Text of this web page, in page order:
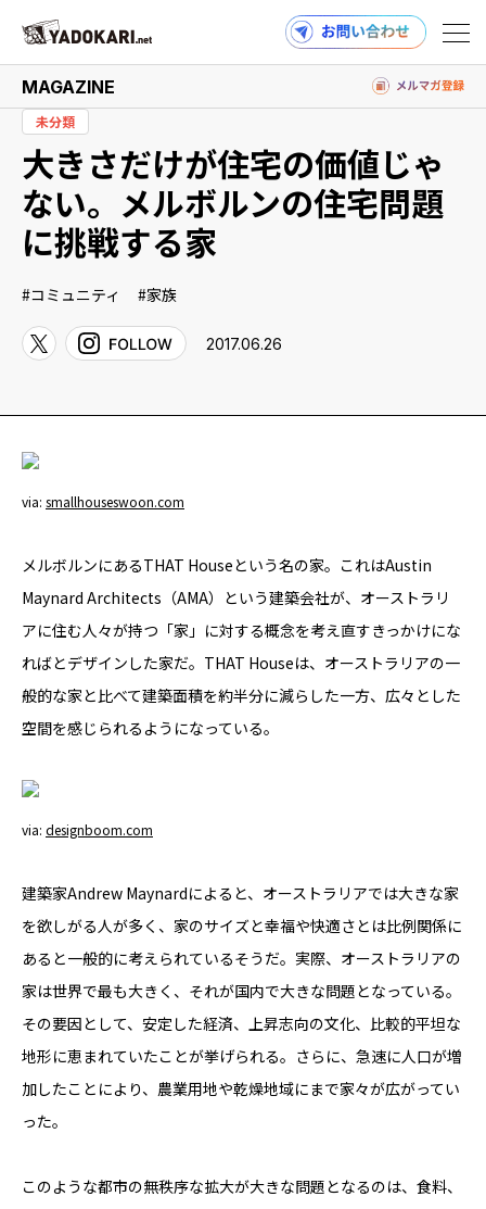
商品検索 読みもの検索
PRODUCTS
MAGAZINE
MAGAZINE
未分類
大きさだけが住宅の価値じゃ
ない。メルボルンの住宅問題
に挑戦する家
コミュニティ 家族
2017.06.26
via: smallhouseswoon.com
メルボルンにあるTHAT Houseという名の家。これはAustin
Maynard Architects（AMA）という建築会社が、オーストラリ
アに住む人々が持つ「家」に対する概念を考え直すきっかけにな
ればとデザインした家だ。THAT Houseは、オーストラリアの一
般的な家と比べて建築面積を約半分に減らした一方、広々とした
空間を感じられるようになっている。
via: designboom.com
建築家Andrew Maynardによると、オーストラリアでは大きな家
を欲しがる人が多く、家のサイズと幸福や快適さとは比例関係に
あると一般的に考えられているそうだ。実際、オーストラリアの
家は世界で最も大きく、それが国内で大きな問題となっている。
その要因として、安定した経済、上昇志向の文化、比較的平坦な
地形に恵まれていたことが挙げられる。さらに、急速に人口が増
加したことにより、農業用地や乾燥地域にまで家々が広がってい
った。
このような都市の無秩序な拡大が大きな問題となるのは、食料、